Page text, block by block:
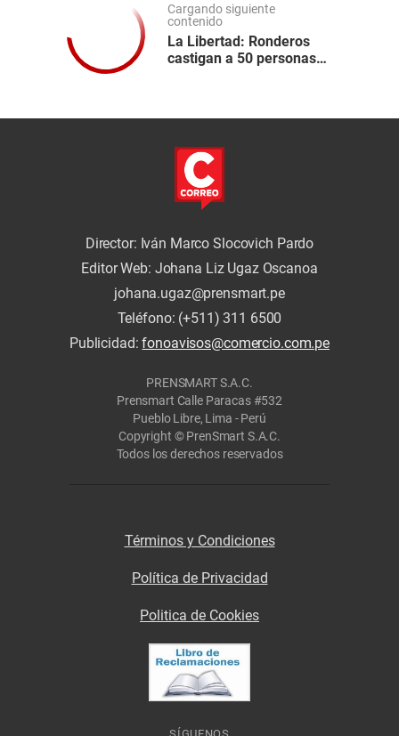
Cargando siguiente
contenido
La Libertad: Ronderos
castigan a 50 personas
Director: Iván Marco Slocovich Pardo
Editor Web: Johana Liz Ugaz Oscanoa
johana.ugaz@prensmart.pe
Teléfono: (+511) 311 6500
Publicidad:fonoavisos@comercio.com.pe
PRENSMART S.A.C.
Prensmart Calle Paracas #532
Pueblo Libre, Lima - Perú
Copyright © PrenSmart S.A.C.
Todos los derechos reservados
Términos y Condiciones
Política de Privacidad
Politica de Cookies